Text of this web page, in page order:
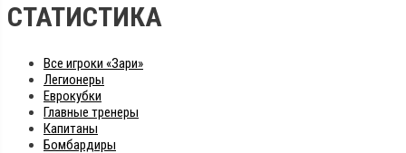
СТАТИСТИКА
Все игроки «Зари»
Легионеры
Еврокубки
Главные тренеры
Капитаны
Бомбардиры